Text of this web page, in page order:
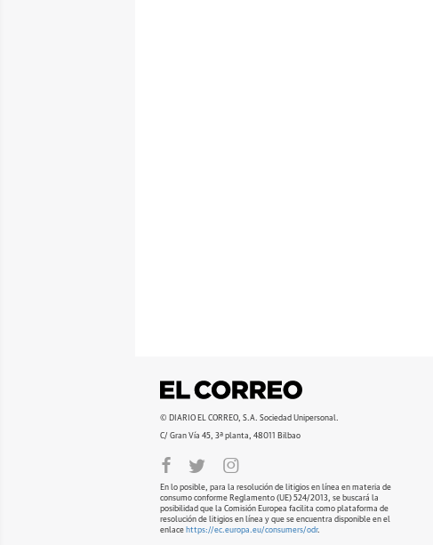
© DIARIO EL CORREO, S.A. Sociedad Unipersonal.
C/ Gran Vía 45, 3ª planta, 48011 Bilbao
En lo posible, para la resolución de litigios en línea en materia de
consumo conforme Reglamento (UE) 524/2013, se buscará la
posibilidad que la Comisión Europea facilita como plataforma de
resolución de litigios en línea y que se encuentra disponible en el
enlace https://ec.europa.eu/consumers/odr.